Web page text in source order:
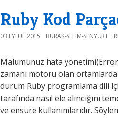
Ruby Kod
03 EYLÜL 2015 BURAK-SELIM-SENYURT
Malumunuz hata
zamanı motoru olan
durum Ruby programlama dili
tarafında nasıl ele alındığını
ve ensure kullanımlarıdır.